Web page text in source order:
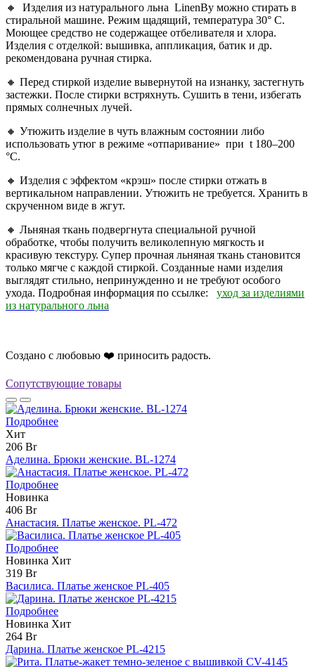
🔸 Изделия из натурального льна LinenBy можно стирать в
стиральной машине. Режим щадящий, температура 30° С.
Моющее средство не содержащее отбеливателя и хлора.
Изделия с отделкой: вышивка, аппликация, батик и др.
рекомендована ручная стирка.
🔸 Перед стиркой изделие вывернутой на изнанку, застегнуть
застежки. После стирки встряхнуть. Сушить в тени, избегать
прямых солнечных лучей.
🔸 Утюжить изделие в чуть влажным состоянии либо
использовать утюг в режиме «отпаривание» при t 180–200
°С.
🔸 Изделия с эффектом «крэш» после стирки отжать в
вертикальном направлении. Утюжить не требуется. Хранить в
скрученном виде в жгут.
🔸 Льняная ткань подвергнута специальной ручной
обработке, чтобы получить великолепную мягкость и
красивую текстуру. Супер прочная льняная ткань становится
только мягче с каждой стиркой. Созданные нами изделия
выглядят стильно, непринужденно и не требуют особого
ухода. Подробная информация по ссылке: уход за изделиями
из натурального льна
Создано с любовью ❤️ приносить радость.
Сопутствующие товары
Подробнее
Хит
206 Br
Аделина. Брюки женские. BL-1274
Подробнее
Новинка
406 Br
Анастасия. Платье женское. PL-472
Подробнее
Новинка Хит
319 Br
Василиса. Платье женское PL-405
Подробнее
Новинка Хит
264 Br
Дарина. Платье женское PL-4215